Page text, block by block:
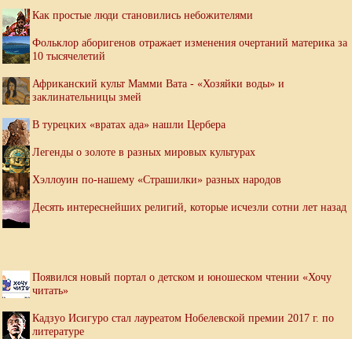
Как простые люди становились небожителями
Фольклор аборигенов отражает изменения очертаний материка за
10 тысячелетий
Африканский культ Мамми Вата - «Хозяйки воды» и
заклинательницы змей
В турецких «вратах ада» нашли Цербера
Легенды о золоте в разных мировых культурах
Хэллоуин по-нашему «Страшилки» разных народов
Десять интереснейших религий, которые исчезли сотни лет назад
Появился новый портал о детском и юношеском чтении «Хочу
читать»
Кадзуо Исигуро стал лауреатом Нобелевской премии 2017 г. по
литературе